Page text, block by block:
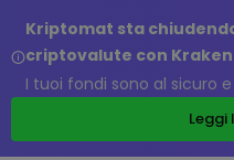
Kriptomat sta
criptovalute con
I tuoi fondi sono al sicuro
Leggi